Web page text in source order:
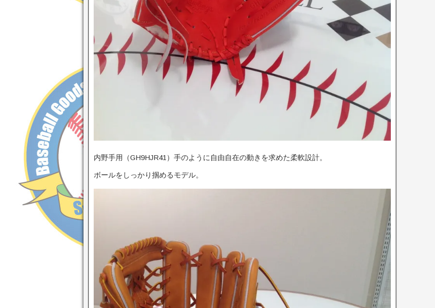
内野手用（GH9HJR41）手のように自由自在の動きを求めた柔軟設計。
ボールをしっかり掴めるモデル。